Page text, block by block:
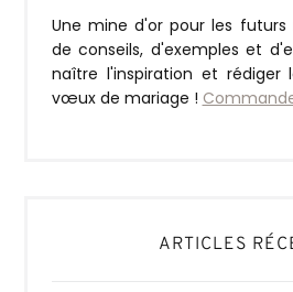
Une mine d'or pour les futurs
de conseils, d'exemples et
naître l'inspiration et rédiger
vœux de mariage !
ARTICLES